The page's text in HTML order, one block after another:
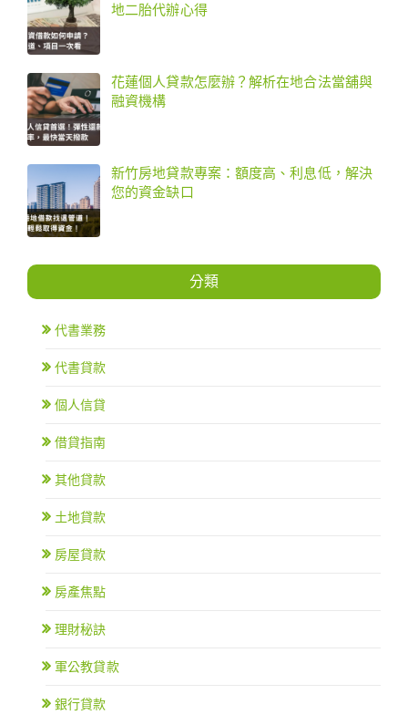
地二胎代辦心得
花蓮個人貸款怎麼辦？解析在地合法當舖與
融資機構
新竹房地貸款專案：額度高、利息低，解決
您的資金缺口
分類
代書業務
代書貸款
個人信貸
借貸指南
其他貸款
土地貸款
房屋貸款
房產焦點
理財秘訣
軍公教貸款
銀行貸款